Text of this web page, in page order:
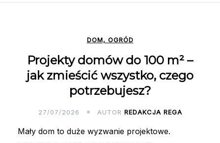
DOM, OGRÓD
Projekty domów do 100 m² –
jak zmieścić wszystko, czego
potrzebujesz?
27/07/2026 AUTOR REDAKCJA REGA
Mały dom to duże wyzwanie projektowe.